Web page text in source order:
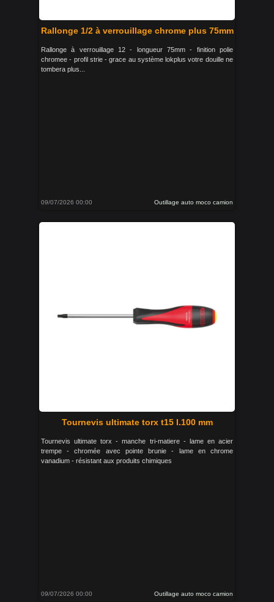
Rallonge 1/2 à verrouillage chrome plus 75mm
Rallonge à verrouillage 12 - longueur 75mm - finition polie
chromee - profil strie - grace au système lokplus votre douille ne
tombera plus...
09/07/2026 00:00 Outillage auto moco camion
Tournevis ultimate torx t15 l.100 mm
Tournevis ultimate torx - manche tri-matiere - lame en acier
trempe - chromée avec pointe brunie - lame en chrome
vanadium - résistant aux produits chimiques
09/07/2026 00:00 Outillage auto moco camion